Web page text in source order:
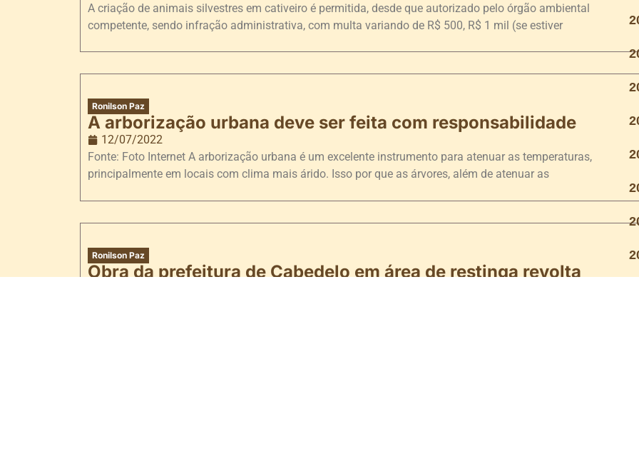
A criação de animais silvestres em cativeiro é permitida, desde que autorizado pelo órgão ambiental
competente, sendo infração administrativa, com multa variando de R$ 500, R$ 1 mil (se estiver
Ronilson Paz
A arborização urbana deve ser feita com responsabilidade
12/07/2022
Fonte: Foto Internet A arborização urbana é um excelente instrumento para atenuar as temperaturas,
principalmente em locais com clima mais árido. Isso por que as árvores, além de atenuar as
Ronilson Paz
Obra da prefeitura de Cabedelo em área de restinga revolta